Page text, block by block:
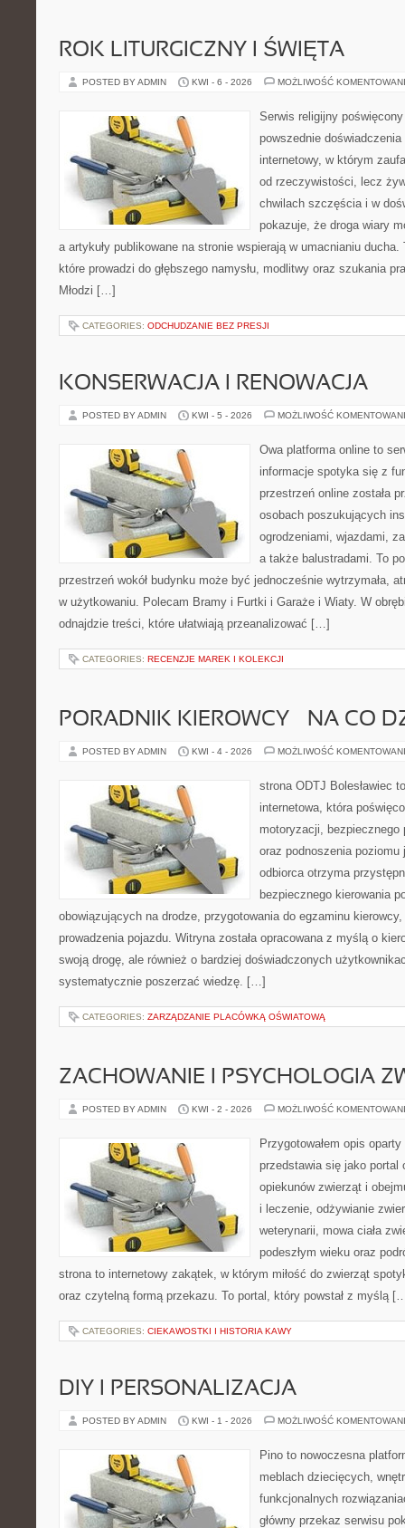
ROK LITURGICZNY I ŚWIĘTA
POSTED BY ADMIN KWI - 6 - 2026 MOŻLIWOŚĆ
Serwis religijny
powszednie
internetowy, w którym
od rzeczywistości, lecz
chwilach szczęścia i w
pokazuje, że droga wiary
a artykuły publikowane na stronie wspierają w umacnianiu
które prowadzi do głębszego namysłu, modlitwy oraz szukania
Młodzi […]
CATEGORIES: ODCHUDZANIE BEZ PRESJI
KONSERWACJA I RENOWACJA
POSTED BY ADMIN KWI - 5 - 2026 MOŻLIWOŚĆ
Owa platforma online to
informacje spotyka się z
przestrzeń online została
osobach poszukujących
ogrodzeniami, wjazdami,
a także balustradami. To
przestrzeń wokół budynku może być jednocześnie wytrzymała,
w użytkowaniu. Polecam Bramy i Furtki i Garaże i Wiaty. W
odnajdzie treści, które ułatwiają przeanalizować […]
CATEGORIES: RECENZJE MAREK I KOLEKCJI
PORADNIK KIEROWCY – NA CO
POSTED BY ADMIN KWI - 4 - 2026 MOŻLIWOŚĆ
strona ODTJ Bolesławiec
internetowa, która
motoryzacji, bezpiecznego
oraz podnoszenia
odbiorca otrzyma
bezpiecznego kierowania
obowiązujących na drodze, przygotowania do egzaminu
prowadzenia pojazdu. Witryna została opracowana z myślą o
swoją drogę, ale również o bardziej doświadczonych
systematycznie poszerzać wiedzę. […]
CATEGORIES: ZARZĄDZANIE PLACÓWKĄ OŚWIATOWĄ
ZACHOWANIE I PSYCHOLOGIA
POSTED BY ADMIN KWI - 2 - 2026 MOŻLIWOŚĆ
Przygotowałem opis
przedstawia się jako portal
opiekunów zwierząt i
i leczenie, odżywianie
weterynarii, mowa ciała
podeszłym wieku oraz
strona to internetowy zakątek, w którym miłość do zwierząt
oraz czytelną formą przekazu. To portal, który powstał z myślą
CATEGORIES: CIEKAWOSTKI I HISTORIA KAWY
DIY I PERSONALIZACJA
POSTED BY ADMIN KWI - 1 - 2026 MOŻLIWOŚĆ
Pino to nowoczesna
meblach dziecięcych,
funkcjonalnych
główny przekaz serwisu